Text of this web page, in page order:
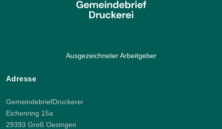
Ausgezeichneter Arbeitgeber
Adresse
GemeindebriefDruckerei
Eichenring 15a
29393 Groß Oesingen